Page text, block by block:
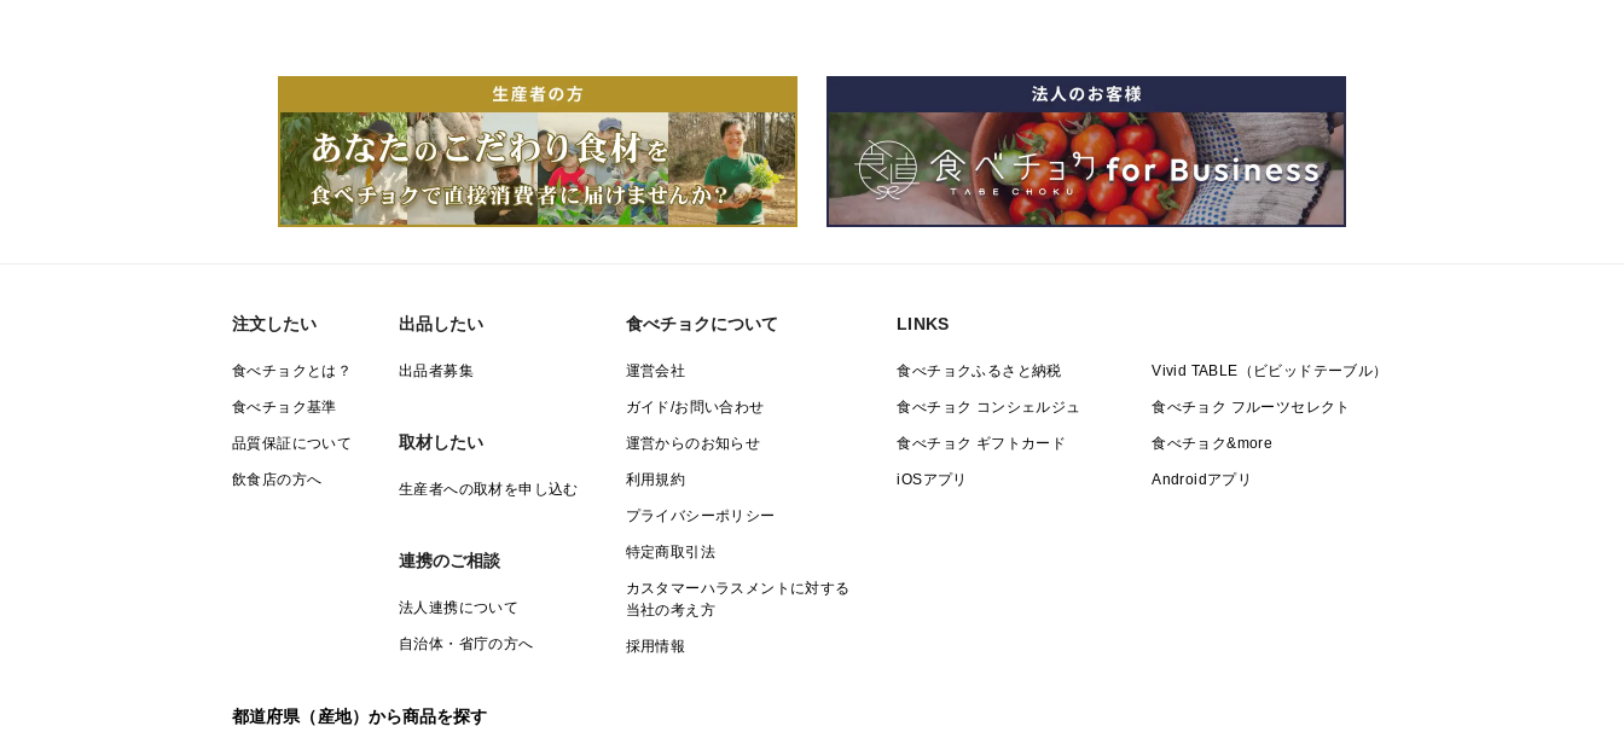
注文したい
食べチョクとは？
食べチョク基準
品質保証について
飲食店の方へ
出品したい
出品者募集
取材したい
生産者への取材を申し込む
連携のご相談
法人連携について
自治体・省庁の方へ
食べチョクについて
運営会社
ガイド/お問い合わせ
運営からのお知らせ
利用規約
プライバシーポリシー
特定商取引法
カスタマーハラスメントに対する
当社の考え方
採用情報
LINKS
食べチョクふるさと納税 Vivid TABLE（ビビッドテーブル）
食べチョク コンシェルジュ 食べチョク フルーツセレクト
食べチョク ギフトカード 食べチョク&more
iOSアプリ Androidアプリ
都道府県（産地）から商品を探す